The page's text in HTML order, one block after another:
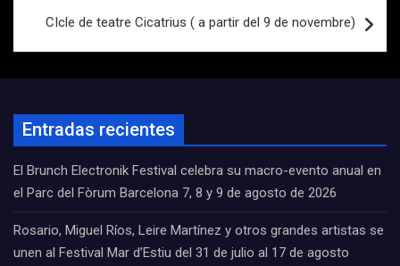
CIcle de teatre Cicatrius ( a partir del 9 de novembre)
Entradas recientes
El Brunch Electronik Festival celebra su macro-evento anual en
el Parc del Fòrum Barcelona 7, 8 y 9 de agosto de 2026
Rosario, Miguel Ríos, Leire Martínez y otros grandes artistas se
unen al Festival Mar d’Estiu del 31 de julio al 17 de agosto